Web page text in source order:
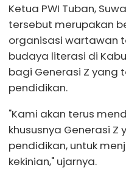
Ketua PWI Tuban,
tersebut merupakan
organisasi wartawan
budaya literasi di
bagi Generasi Z yang
pendidikan.
"Kami akan terus
khususnya Generasi
pendidikan, untuk
kekinian," ujarnya.